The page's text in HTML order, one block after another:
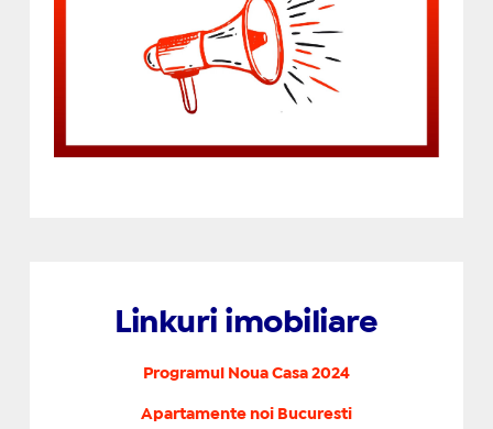
Linkuri imobiliare
Programul Noua Casa 2024
Apartamente noi Bucuresti